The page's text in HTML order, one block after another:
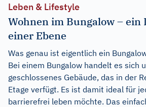
Leben & Lifestyle
Wohnen im Bungalow – ein
einer Ebene
Was genau ist eigentlich ein
Bei einem Bungalow handelt es sich
geschlossenes Gebäude, das in der
Etage verfügt. Es ist damit ideal für
barrierefrei leben möchte. Das